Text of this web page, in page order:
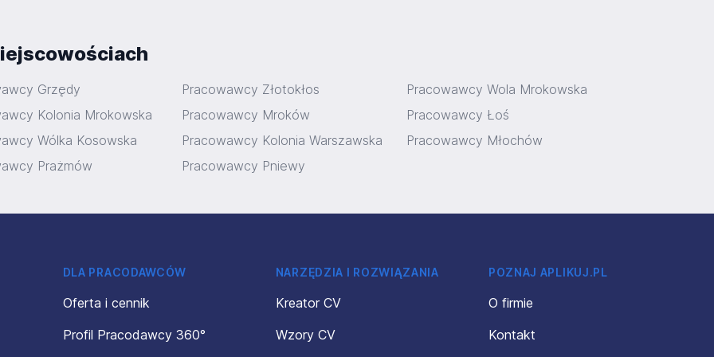
Grzędy Pracowawcy Złotokłos
Pracowawcy Wola Mrokowska
Kolonia Mrokowska Pracowawcy Mroków
Pracowawcy Łoś
Wólka Kosowska Pracowawcy Kolonia Warszawska
Pracowawcy Młochów
Prażmów Pracowawcy Pniewy
DLA PRACODAWCÓW
Oferta i cennik
Profil Pracodawcy 360°
NARZĘDZIA I ROZWIĄZANIA
Kreator CV
Wzory CV
POZNAJ APLIKUJ.PL
O firmie
Kontakt